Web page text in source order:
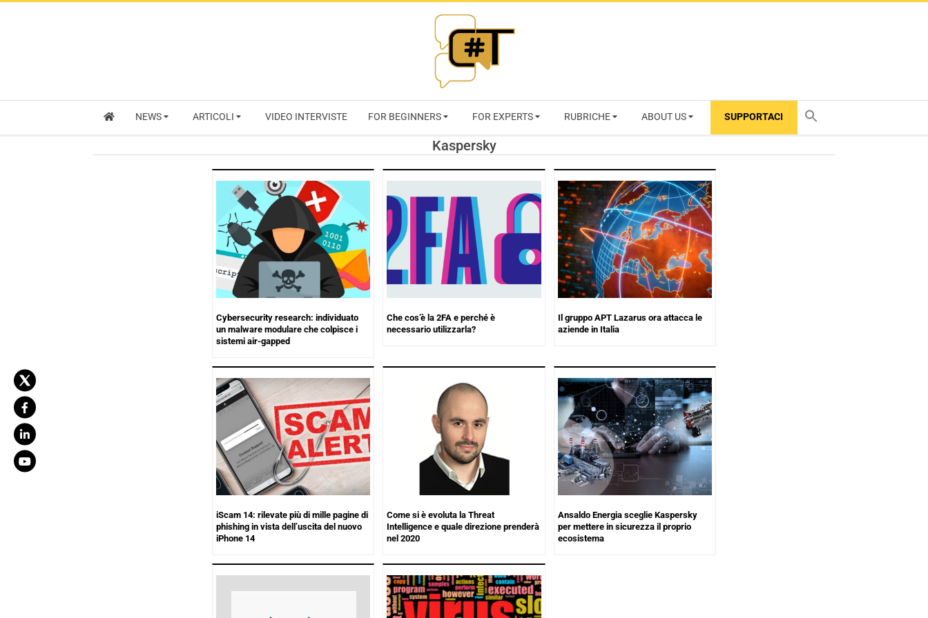
RIVISTA
CYBERSECURITY
TRENDS
NEWS ARTICOLI VIDEO INTERVISTE FOR BEGINNERS FOR EXPERTS RUBRICHE ABOUT US SUPPORTACI
Kaspersky
Cybersecurity research: individuato
un malware modulare che colpisce i
sistemi air-gapped
Che cos’è la 2FA e perché è
necessario utilizzarla?
Il gruppo APT Lazarus ora attacca le
aziende in Italia
iScam 14: rilevate più di mille pagine di
phishing in vista dell’uscita del nuovo
iPhone 14
Come si è evoluta la Threat
Intelligence e quale direzione prenderà
nel 2020
Ansaldo Energia sceglie Kaspersky
per mettere in sicurezza il proprio
ecosistema